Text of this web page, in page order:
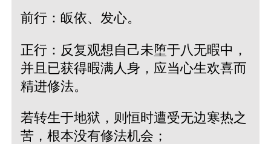
前行：皈依、发心。
正行：反复观想自己未堕于八无暇中，
并且已获得暇满人身，应当心生欢喜而
精进修法。
若转生于地狱，则恒时遭受无边寒热之
苦，根本没有修法机会；